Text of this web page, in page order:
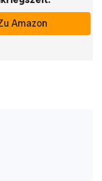
Amazon